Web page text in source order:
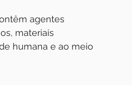
agentes
materiais
humana e ao meio